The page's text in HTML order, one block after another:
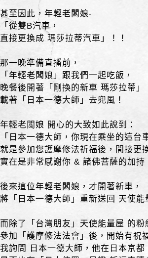
甚至因此，年輕老闆娘-
「從雙B汽車，
直接更換成 瑪莎拉蒂汽車」！！
那一晚準備直播前，
「年輕老闆娘」跟我們一起吃飯，
晚餐後開著「剛換的新車 瑪莎拉蒂」
載著「日本一德大師」去兜風！
年輕老闆娘 開心的大致如此說到：
「日本一德大師，你現在乘坐的這台
就是參加您護摩修法祈福後，間接更
實在是非常感謝你 & 諸佛菩薩的加持
後來這位年輕老闆娘，才開著新車，
將「日本一德大師」重新送回 天使能
而除了「台灣朋友」天使能量屋 的粉
參加「護摩修法法會」後，開始有祝
我詢問 日本一德大師，他在日本京都